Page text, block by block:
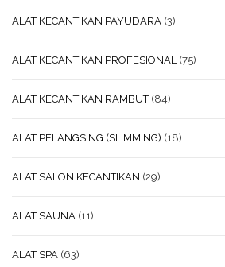
ALAT KECANTIKAN PAYUDARA (3)
ALAT KECANTIKAN PROFESIONAL (75)
ALAT KECANTIKAN RAMBUT (84)
ALAT PELANGSING (SLIMMING) (18)
ALAT SALON KECANTIKAN (29)
ALAT SAUNA (11)
ALAT SPA (63)